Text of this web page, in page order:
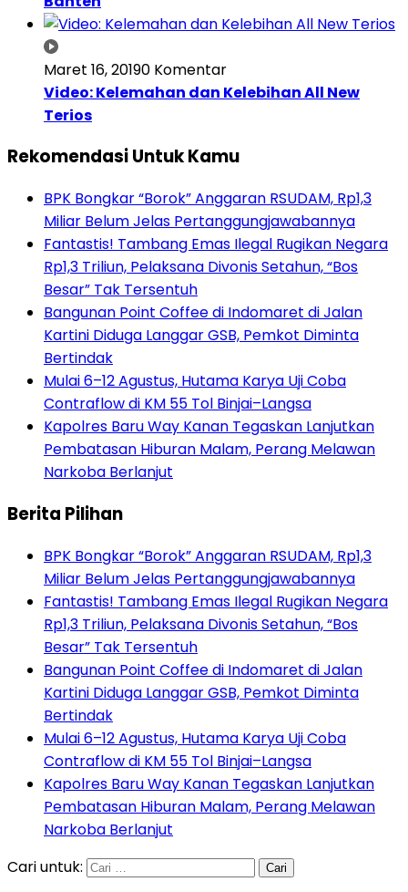
Maret 16, 20190 Komentar
Video: Kelemahan dan Kelebihan All New
Terios
Rekomendasi Untuk Kamu
BPK Bongkar “Borok” Anggaran RSUDAM, Rp1,3
Miliar Belum Jelas Pertanggungjawabannya
Fantastis! Tambang Emas Ilegal Rugikan Negara
Rp1,3 Triliun, Pelaksana Divonis Setahun, “Bos
Besar” Tak Tersentuh
Bangunan Point Coffee di Indomaret di Jalan
Kartini Diduga Langgar GSB, Pemkot Diminta
Bertindak
Mulai 6–12 Agustus, Hutama Karya Uji Coba
Contraflow di KM 55 Tol Binjai–Langsa
Kapolres Baru Way Kanan Tegaskan Lanjutkan
Pembatasan Hiburan Malam, Perang Melawan
Narkoba Berlanjut
Berita Pilihan
BPK Bongkar “Borok” Anggaran RSUDAM, Rp1,3
Miliar Belum Jelas Pertanggungjawabannya
Fantastis! Tambang Emas Ilegal Rugikan Negara
Rp1,3 Triliun, Pelaksana Divonis Setahun, “Bos
Besar” Tak Tersentuh
Bangunan Point Coffee di Indomaret di Jalan
Kartini Diduga Langgar GSB, Pemkot Diminta
Bertindak
Mulai 6–12 Agustus, Hutama Karya Uji Coba
Contraflow di KM 55 Tol Binjai–Langsa
Kapolres Baru Way Kanan Tegaskan Lanjutkan
Pembatasan Hiburan Malam, Perang Melawan
Narkoba Berlanjut
Cari untuk: